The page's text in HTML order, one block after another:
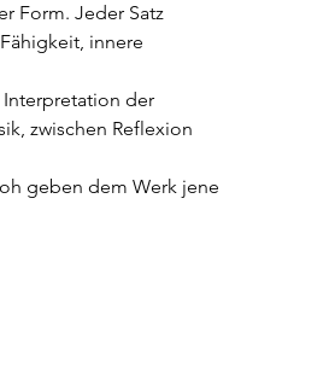
Form. Jeder Satz
innere
der
zwischen Reflexion
geben dem Werk jene